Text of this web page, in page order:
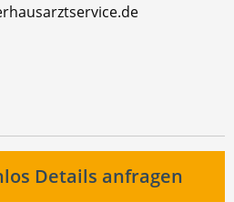
Details anfragen